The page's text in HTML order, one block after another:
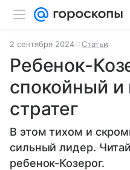
2 сентября 2024 Статьи
Ребенок-
спокойный
стратег
В этом тихом и
сильный лидер.
ребенок-Козерог.